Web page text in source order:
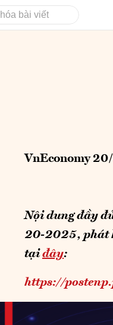
VnEconomy
Nội dung đầy
20-2025, phát
tại đây:
https://